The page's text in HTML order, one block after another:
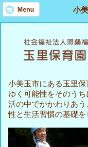
Menu 小
小美玉市にある玉里
ゆく可能性をそのう
活の中でかかわりあ
性と生活習慣の基礎を